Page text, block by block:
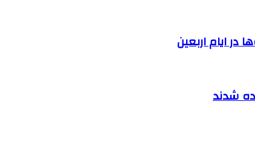
ایام اربعین
شدند